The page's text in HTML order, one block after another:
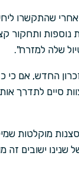
שהתקשרו
נוספות
שלה למזרח".
החדש, אם
סיים לתדרך
מוקלטות
ישובים זה